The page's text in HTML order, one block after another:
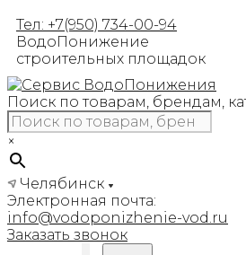
Перейти
содержимому
Тел: +7(950) 734-00-94
ВодоПонижение
строительных площадок
Поиск по товарам, брендам,
×
Челябинск
Электронная почта:
info@vodoponizhenie-vod.ru
Заказать звонок